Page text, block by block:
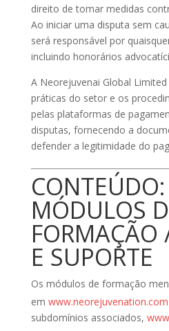
direito de tomar medidas
Ao iniciar uma disputa sem
será responsável por
incluindo honorários
A Neorejuvenai Global
práticas do setor e os
pelas plataformas de
disputas, fornecendo a
defender a legitimidade do
CONTEÚDO:
MÓDULOS
E SUPORTE
Os módulos de formação
em www.neorejuvenation.com
subdomínios associados,